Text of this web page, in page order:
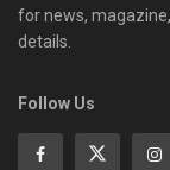
for news,
details.
Follow Us